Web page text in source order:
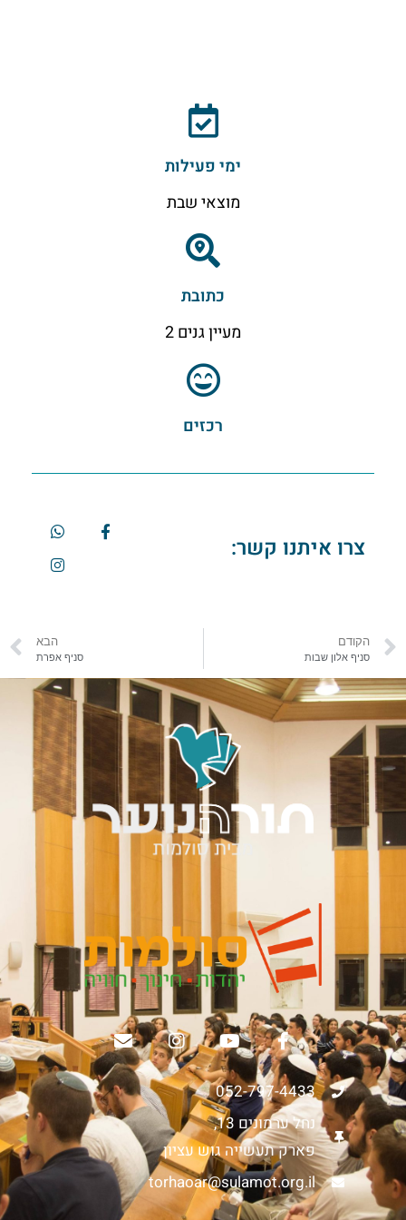
ימי פעילות
מוצאי שבת
כתובת
מעיין גנים 2
רכזים
צרו איתנו קשר:
הקודם
סניף אלון שבות
הבא
סניף אפרת
052-797-4433
נחל ערמונים 13,
פארק תעשייה גוש עציון
torhaoar@sulamot.org.il